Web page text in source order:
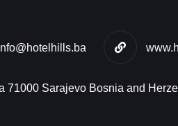
71000 Sarajevo Bosnia and